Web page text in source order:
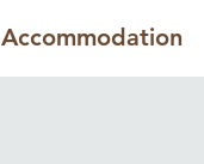
Accommodation